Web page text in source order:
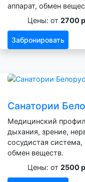
аппарат, обмен
Цены: от 2700
Забронировать
Санатории
Медицинский
дыхания, зрение,
сосудистая
обмен веществ.
Цены: от 2500